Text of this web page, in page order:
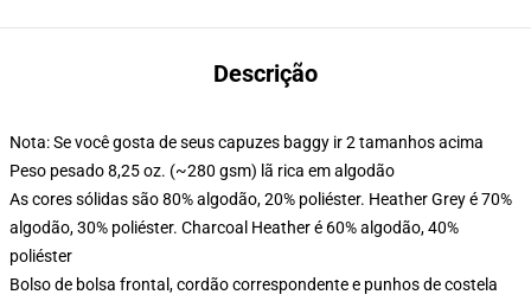
Descrição
Nota: Se você gosta de seus capuzes baggy ir 2 tamanhos acima
Peso pesado 8,25 oz. (~280 gsm) lã rica em algodão
As cores sólidas são 80% algodão, 20% poliéster. Heather Grey é 70%
algodão, 30% poliéster. Charcoal Heather é 60% algodão, 40%
poliéster
Bolso de bolsa frontal, cordão correspondente e punhos de costela